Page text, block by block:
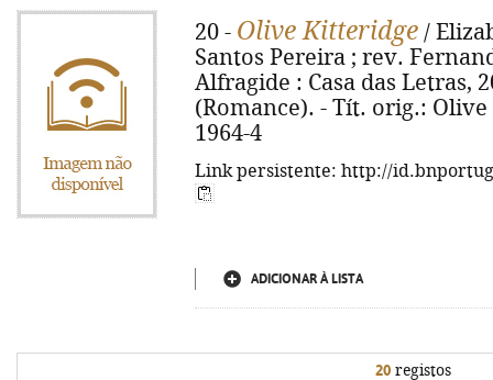
20 - Olive Kitteridge /
Santos Pereira ; rev.
Alfragide : Casa das Letras,
(Romance). - Tít. orig.:
1964-4
Link persistente: http://
ADICIONAR À LISTA
20registos